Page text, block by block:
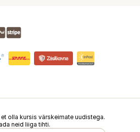
olla kursis värskeimate uudistega.
neid liiga tihti.